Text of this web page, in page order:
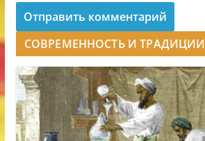
СОВРЕМЕННОСТЬ И ТРАДИЦИИ